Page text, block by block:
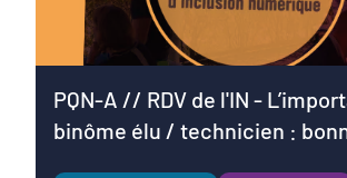
PQN-A // RDV de l'IN -
binôme élu / technicien :